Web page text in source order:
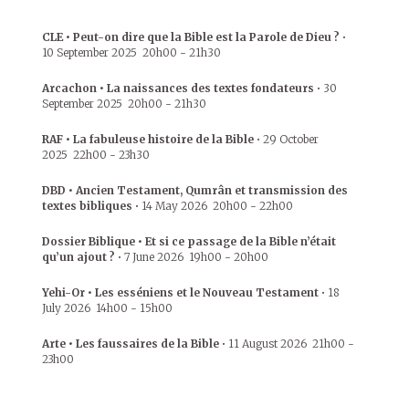
CLE • Peut-on dire que la Bible est la Parole de Dieu ? •
10 September 2025 20h00 - 21h30
Arcachon • La naissances des textes fondateurs • 30
September 2025 20h00 - 21h30
RAF • La fabuleuse histoire de la Bible • 29 October
2025 22h00 - 23h30
DBD • Ancien Testament, Qumrân et transmission des
textes bibliques • 14 May 2026 20h00 - 22h00
Dossier Biblique • Et si ce passage de la Bible n’était
qu’un ajout ? • 7 June 2026 19h00 - 20h00
Yehi-Or • Les esséniens et le Nouveau Testament • 18
July 2026 14h00 - 15h00
Arte • Les faussaires de la Bible • 11 August 2026 21h00 -
23h00